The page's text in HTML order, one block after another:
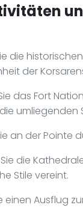
die
der
das Fort
umliegenden
an der Pointe
die
Stile vereint.
einen Ausflug